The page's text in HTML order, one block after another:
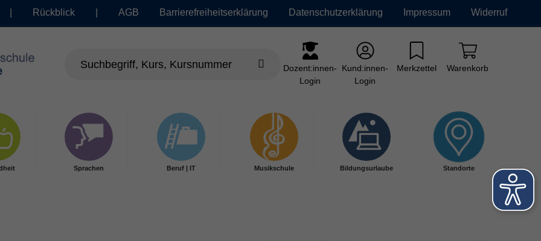
Rückblick AGB Barrierefreiheitserklärung Datenschutzerklärung Impressum Widerruf
Dozent:innen-
Login
Kund:innen-
Login
Merkzettel Warenkorb
Sprachen Beruf | IT Musikschule Bildungsurlaube Standorte